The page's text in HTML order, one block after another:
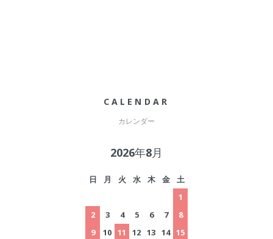
CALENDAR
カレンダー
2026年8月
日 月 火 水 木 金
土
1
2
3 4 5 6 7
8
9
10 11 12 13 14 15